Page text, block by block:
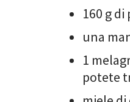
160 g
una
1
potete